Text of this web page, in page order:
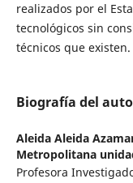
realizados por el
tecnológicos sin
técnicos que existen.
Biografía del
Aleida Aleida
Metropolitana
Profesora